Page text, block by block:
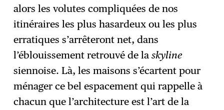
alors les volutes compliquées de nos
itinéraires les plus hasardeux ou les plus
erratiques s’arrêteront net, dans
l’éblouissement retrouvé de laskyline
siennoise. Là, les maisons s’écartent pour
ménager ce bel espacement qui rappelle à
chacun que l’architecture est l’art de la